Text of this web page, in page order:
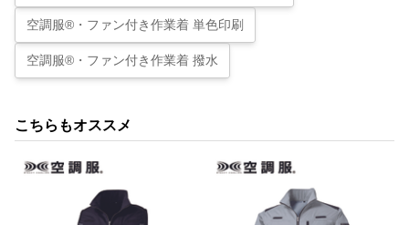
空調服®・ファン付き作業着 単色印刷
空調服®・ファン付き作業着 撥水
こちらもオススメ